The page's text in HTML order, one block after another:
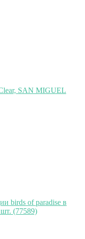
SAN MIGUEL
birds of paradise в
(77589)